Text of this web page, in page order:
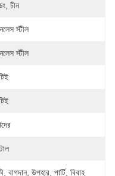
চীন
স্টীল
স্টীল
বাগদান, উপহার, পার্টি, বিবাহ